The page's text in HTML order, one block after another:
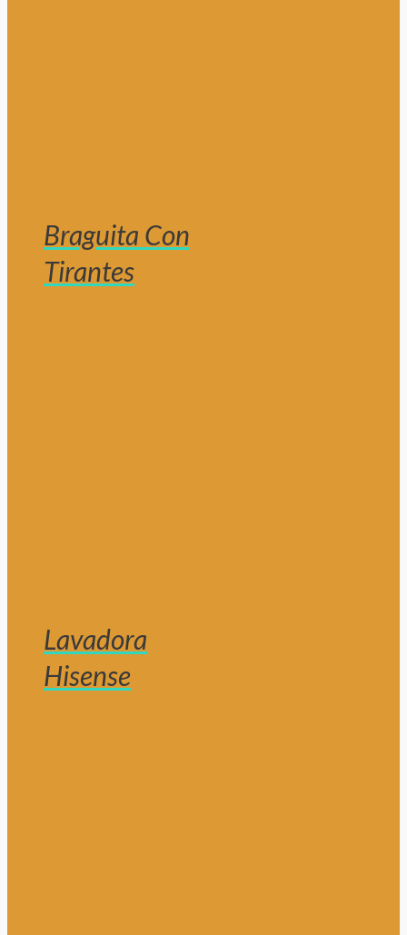
Braguita Con
Tirantes
Lavadora
Hisense